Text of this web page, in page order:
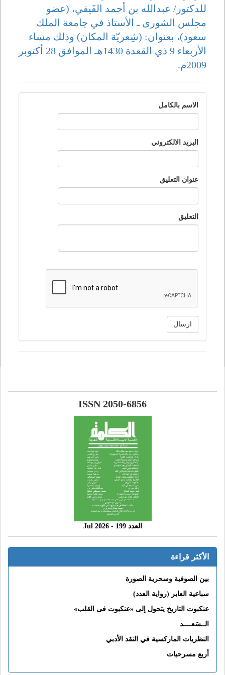
للدكتور/ عبدالله بن أحمد الفَيفي، (عضو
مجلس الشورى ـ الأستاذ في جامعة الملك
سعود)، بعنوان: (شِعريّة المكان) وذلك مساء
الأربعاء 9 ذي القعدة 1430هـ الموافق 28 أكتوبر
2009م.
الاسم بالكامل
البريد الالكتروني
عنوان التعليق
التعليق
ارسال
ISSN 2050-6856
العدد 199 - 2026 Jul
الأكثر قراءة
بين الصوفية وسحرية الصورة
سباعية العابر (رواية العدد)
عنكبوت التاريخ يتحول إلى «عنكبوت فى القلب»
الــسَعــــد
النظريات الماركسية في النقد الأدبي
أربع مسرحيات